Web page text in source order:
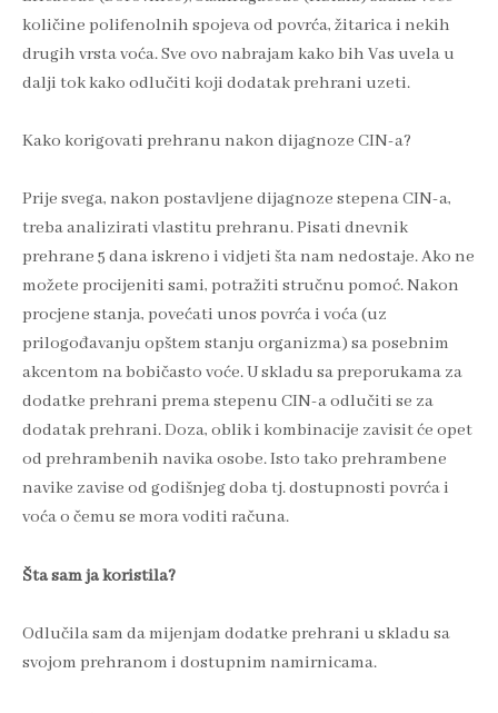
količine polifenolnih spojeva od povrća, žitarica i nekih
drugih vrsta voća. Sve ovo nabrajam kako bih Vas uvela u
dalji tok kako odlučiti koji dodatak prehrani uzeti.
Kako korigovati prehranu nakon dijagnoze CIN-a?
Prije svega, nakon postavljene dijagnoze stepena CIN-a,
treba analizirati vlastitu prehranu. Pisati dnevnik
prehrane 5 dana iskreno i vidjeti šta nam nedostaje. Ako ne
možete procijeniti sami, potražiti stručnu pomoć. Nakon
procjene stanja, povećati unos povrća i voća (uz
prilogođavanju opštem stanju organizma) sa posebnim
akcentom na bobičasto voće. U skladu sa preporukama za
dodatke prehrani prema stepenu CIN-a odlučiti se za
dodatak prehrani. Doza, oblik i kombinacije zavisit će opet
od prehrambenih navika osobe. Isto tako prehrambene
navike zavise od godišnjeg doba tj. dostupnosti povrća i
voća o čemu se mora voditi računa.
Šta sam ja koristila?
Odlučila sam da mijenjam dodatke prehrani u skladu sa
svojom prehranom i dostupnim namirnicama.